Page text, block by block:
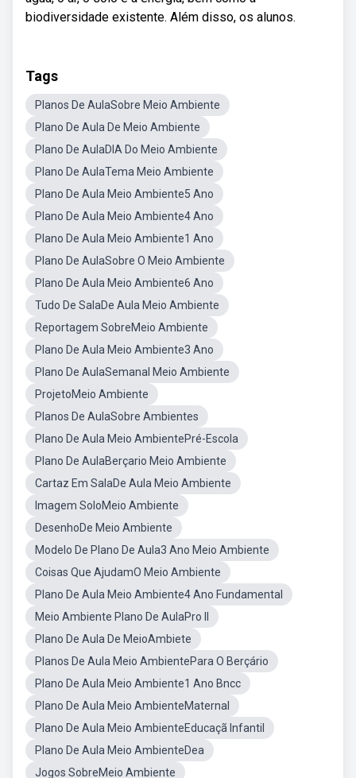
biodiversidade existente. Além disso, os alunos.
Tags
Planos De AulaSobre Meio Ambiente
Plano De Aula De Meio Ambiente
Plano De AulaDIA Do Meio Ambiente
Plano De AulaTema Meio Ambiente
Plano De Aula Meio Ambiente5 Ano
Plano De Aula Meio Ambiente4 Ano
Plano De Aula Meio Ambiente1 Ano
Plano De AulaSobre O Meio Ambiente
Plano De Aula Meio Ambiente6 Ano
Tudo De SalaDe Aula Meio Ambiente
Reportagem SobreMeio Ambiente
Plano De Aula Meio Ambiente3 Ano
Plano De AulaSemanal Meio Ambiente
ProjetoMeio Ambiente
Planos De AulaSobre Ambientes
Plano De Aula Meio AmbientePré-Escola
Plano De AulaBerçario Meio Ambiente
Cartaz Em SalaDe Aula Meio Ambiente
Imagem SoloMeio Ambiente
DesenhoDe Meio Ambiente
Modelo De Plano De Aula3 Ano Meio Ambiente
Coisas Que AjudamO Meio Ambiente
Plano De Aula Meio Ambiente4 Ano Fundamental
Meio Ambiente Plano De AulaPro II
Plano De Aula De MeioAmbiete
Planos De Aula Meio AmbientePara O Berçário
Plano De Aula Meio Ambiente1 Ano Bncc
Plano De Aula Meio AmbienteMaternal
Plano De Aula Meio AmbienteEducaçã Infantil
Plano De Aula Meio AmbienteDea
Jogos SobreMeio Ambiente